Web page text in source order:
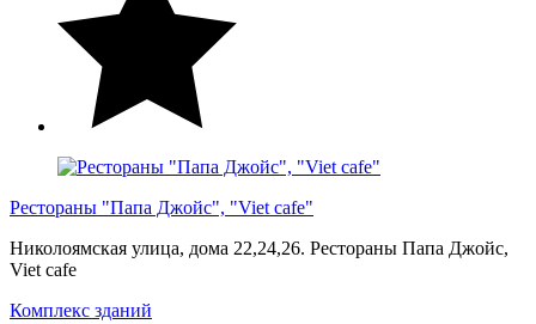
Рестораны "Папа Джойс", "Viet cafe"
Николоямская улица, дома 22,24,26. Рестораны Папа Джойс,
Viet cafe
Комплекс зданий